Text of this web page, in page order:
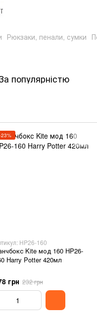
Рюкзаки, пенали, сумки
популярністю
HP26-160
Kite мод 160 HP26-
Harry Potter 420мл
грн 232 грн